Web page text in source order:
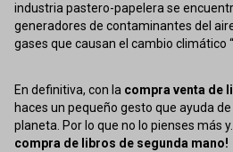
industria pastero-papelera se
generadores de contaminantes del
gases que causan el cambio climático
En definitiva, con la compra venta de
haces un pequeño gesto que ayuda
planeta. Por lo que no lo pienses más
compra de libros de segunda mano!